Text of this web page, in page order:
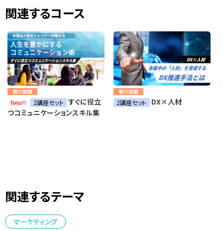
関連するコース
受け放題
New!! 2講座セット すぐに役立
つコミュニケーションスキル集
受け放題
2講座セット DX×人材
関連するテーマ
マーケティング